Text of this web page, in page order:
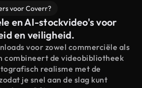
voor Coverr?
en AI-stockvideo's voor
en veiligheid.
voor zowel commerciële als
combineert de videobibliotheek
realisme met de
je snel aan de slag kunt